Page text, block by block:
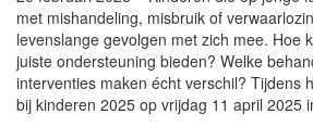
met mishandeling, misbruik of
levenslange gevolgen met zich mee. Hoe
juiste ondersteuning bieden? Welke
interventies maken écht verschil? Tijdens
bij kinderen 2025 op vrijdag 11 april 2025